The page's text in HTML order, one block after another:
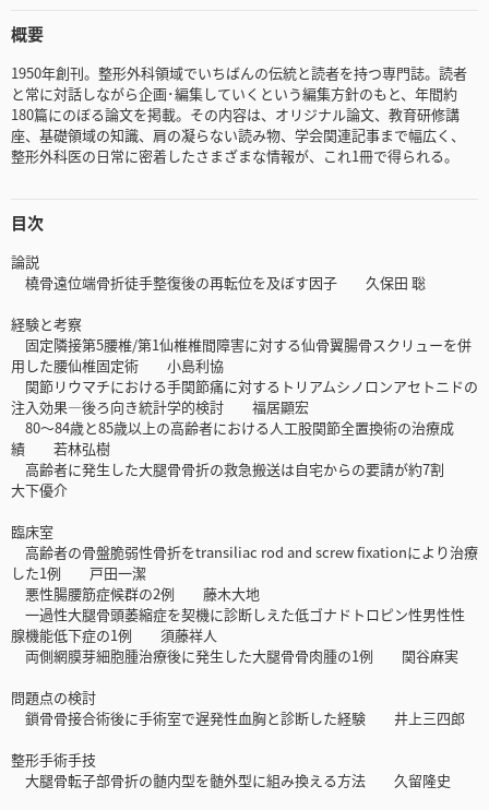
概要
1950年創刊。整形外科領域でいちばんの伝統と読者を持つ専門誌。読者
と常に対話しながら企画･編集していくという編集方針のもと、年間約
180篇にのぼる論文を掲載。その内容は、オリジナル論文、教育研修講
座、基礎領域の知識、肩の凝らない読み物、学会関連記事まで幅広く、
整形外科医の日常に密着したさまざまな情報が、これ1冊で得られる。
目次
論説
橈骨遠位端骨折徒手整復後の再転位を及ぼす因子 久保田 聡
経験と考察
固定隣接第5腰椎/第1仙椎椎間障害に対する仙骨翼腸骨スクリューを併
用した腰仙椎固定術 小島利協
関節リウマチにおける手関節痛に対するトリアムシノロンアセトニドの
注入効果―後ろ向き統計学的検討 福居顯宏
80～84歳と85歳以上の高齢者における人工股関節全置換術の治療成
績 若林弘樹
高齢者に発生した大腿骨骨折の救急搬送は自宅からの要請が約7割
大下優介
臨床室
高齢者の骨盤脆弱性骨折をtransiliac rod and screw fixationにより治療
した1例 戸田一潔
悪性腸腰筋症候群の2例 藤木大地
一過性大腿骨頭萎縮症を契機に診断しえた低ゴナドトロピン性男性性
腺機能低下症の1例 須藤祥人
両側網膜芽細胞腫治療後に発生した大腿骨骨肉腫の1例 関谷麻実
問題点の検討
鎖骨骨接合術後に手術室で遅発性血胸と診断した経験 井上三四郎
整形手術手技
大腿骨転子部骨折の髄内型を髄外型に組み換える方法 久留隆史